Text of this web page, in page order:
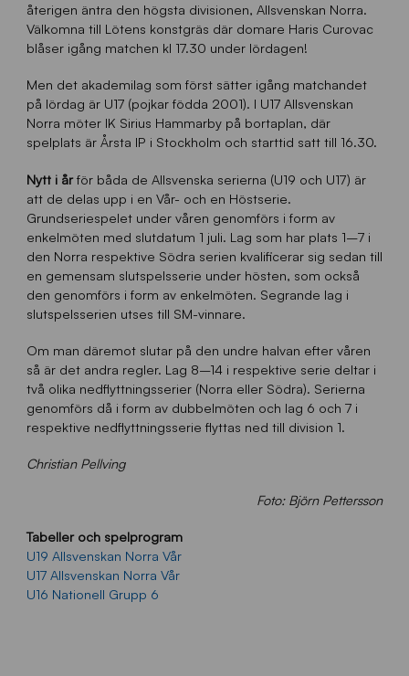
återigen äntra den högsta divisionen, Allsvenskan Norra.
Välkomna till Lötens konstgräs där domare Haris Curovac
blåser igång matchen kl 17.30 under lördagen!
Men det akademilag som först sätter igång matchandet
på lördag är U17 (pojkar födda 2001). I U17 Allsvenskan
Norra möter IK Sirius Hammarby på bortaplan, där
spelplats är Årsta IP i Stockholm och starttid satt till 16.30.
Nytt i årför båda de Allsvenska serierna (U19 och U17) är
att de delas upp i en Vår- och en Höstserie.
Grundseriespelet under våren genomförs i form av
enkelmöten med slutdatum 1 juli. Lag som har plats 1–7 i
den Norra respektive Södra serien kvalificerar sig sedan till
en gemensam slutspelsserie under hösten, som också
den genomförs i form av enkelmöten. Segrande lag i
slutspelsserien utses till SM-vinnare.
Om man däremot slutar på den undre halvan efter våren
så är det andra regler. Lag 8–14 i respektive serie deltar i
två olika nedflyttningsserier (Norra eller Södra). Serierna
genomförs då i form av dubbelmöten och lag 6 och 7 i
respektive nedflyttningsserie flyttas ned till division 1.
Christian Pellving
Foto: Björn Pettersson
Tabeller och spelprogram
U19 Allsvenskan Norra Vår
U17 Allsvenskan Norra Vår
U16 Nationell Grupp 6